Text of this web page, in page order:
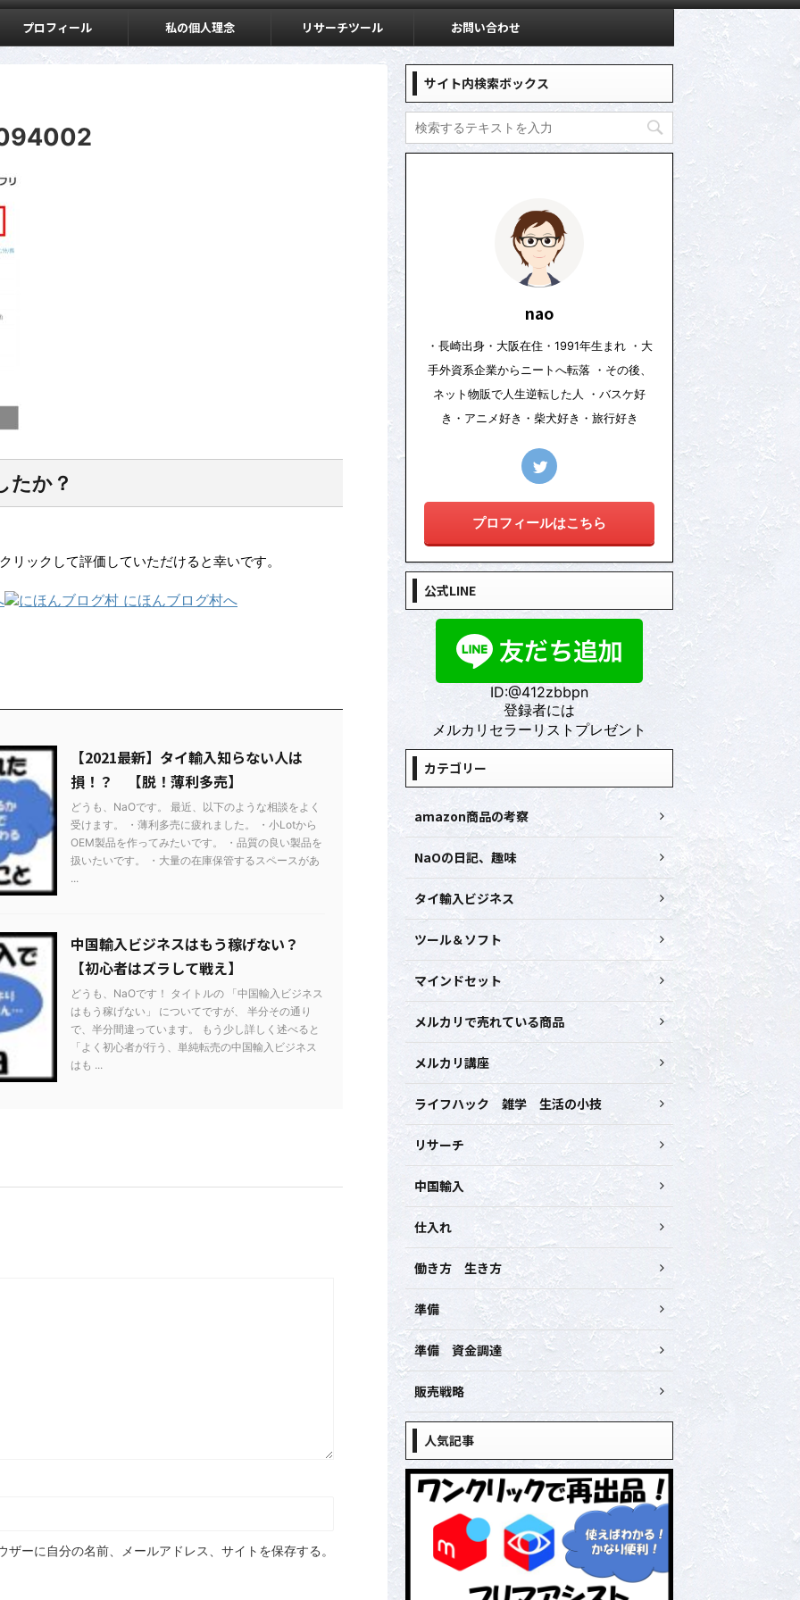
プロフィール 私の個人理念 リサーチツール お問い合わせ
たか？
リックして評価していただけると幸いです。
【2021最新】タイ輸入知らない人は
損！？ 【脱！薄利多売】
どうも、NaOです。 最近、以下のような相談をよく
受けます。 ・薄利多売に疲れました。 ・小Lotから
OEM製品を作ってみたいです。 ・品質の良い製品を
扱いたいです。 ・大量の在庫保管するスペースがあ
...
中国輸入ビジネスはもう稼げない？
【初心者はズラして戦え】
どうも、NaOです！ タイトルの 「中国輸入ビジネス
はもう稼げない」 についてですが、 半分その通り
で、半分間違っています。 もう少し詳しく述べると
「よく初心者が行う、単純転売の中国輸入ビジネス
はも ...
ーに自分の名前、メールアドレス、サイトを保存する。
サイト内検索ボックス
nao
・長崎出身・大阪在住・1991年生まれ ・大
手外資系企業からニートへ転落 ・その後、
ネット物販で人生逆転した人 ・バスケ好
き・アニメ好き・柴犬好き・旅行好き
プロフィールはこちら
公式LINE
ID:@412zbbpn
登録者には
メルカリセラーリストプレゼント
カテゴリー
amazon商品の考察
NaOの日記、趣味
タイ輸入ビジネス
ツール＆ソフト
マインドセット
メルカリで売れている商品
メルカリ講座
ライフハック 雑学 生活の小技
リサーチ
中国輸入
仕入れ
働き方 生き方
準備
準備 資金調達
販売戦略
人気記事